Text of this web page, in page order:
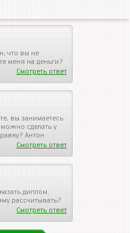
что вы не
меня на деньги?
Смотреть ответ
вы занимаетесь
сделать у
Антон
Смотреть ответ
диплом.
рассчитывать?
Смотреть ответ